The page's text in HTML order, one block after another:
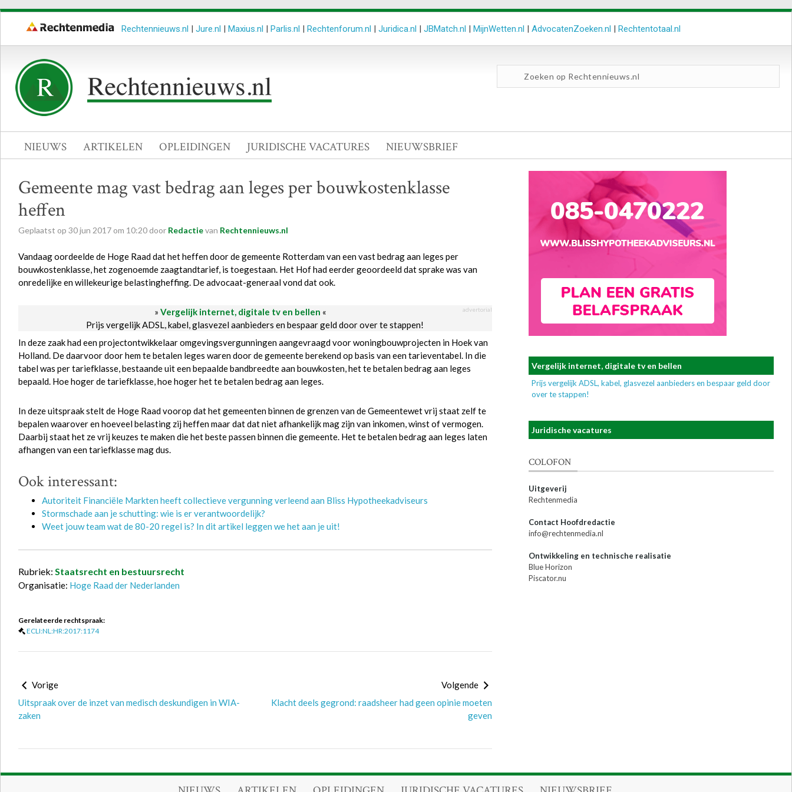
Rechtennieuws.nl | Jure.nl | Maxius.nl | Parlis.nl | Rechtenforum.nl | Juridica.nl | JBMatch.nl | MijnWetten.nl | AdvocatenZoeken.nl | Rechtentotaal.nl
NIEUWS ARTIKELEN OPLEIDINGEN JURIDISCHE VACATURES NIEUWSBRIEF
Gemeente mag vast bedrag aan leges per bouwkostenklasse
heffen
Geplaatst op 30jun 2017 om 10:20 door Redactievan Rechtennieuws.nl
Vandaag oordeelde de Hoge Raad dat het heffen door de gemeente Rotterdam van een vast bedrag aan leges per
bouwkostenklasse, het zogenoemde zaagtandtarief, is toegestaan. Het Hof had eerder geoordeeld dat sprake was van
onredelijke en willekeurige belastingheffing. De advocaat-generaal vond dat ook.
» Vergelijk internet, digitale tv en bellen « advertorial
Prijs vergelijk ADSL, kabel, glasvezel aanbieders en bespaar geld door over te stappen!
In deze zaak had een projectontwikkelaar omgevingsvergunningen aangevraagd voor woningbouwprojecten in Hoek van
Holland. De daarvoor door hem te betalen leges waren door de gemeente berekend op basis van een tarieventabel. In die
tabel was per tariefklasse, bestaande uit een bepaalde bandbreedte aan bouwkosten, het te betalen bedrag aan leges
bepaald. Hoe hoger de tariefklasse, hoe hoger het te betalen bedrag aan leges.
In deze uitspraak stelt de Hoge Raad voorop dat het gemeenten binnen de grenzen van de Gemeentewet vrij staat zelf te
bepalen waarover en hoeveel belasting zij heffen maar dat dat niet afhankelijk mag zijn van inkomen, winst of vermogen.
Daarbij staat het ze vrij keuzes te maken die het beste passen binnen die gemeente. Het te betalen bedrag aan leges laten
afhangen van een tariefklasse mag dus.
Ook interessant:
Autoriteit Financiële Markten heeft collectieve vergunning verleend aan Bliss Hypotheekadviseurs
Stormschade aan je schutting: wie is er verantwoordelijk?
Weet jouw team wat de 80-20 regel is? In dit artikel leggen we het aan je uit!
Rubriek: Staatsrecht en bestuursrecht
Organisatie: Hoge Raad der Nederlanden
Gerelateerde rechtspraak:
ECLI:NL:HR:2017:1174
Vorige
Uitspraak over de inzet van medisch deskundigen in WIA-
zaken
Volgende
Klacht deels gegrond: raadsheer had geen opinie moeten
geven
Vergelijk internet, digitale tv en bellen
Prijs vergelijk ADSL, kabel, glasvezel aanbieders en bespaar geld door
over te stappen!
Juridische vacatures
COLOFON
Uitgeverij
Rechtenmedia
Contact Hoofdredactie
info@rechtenmedia.nl
Ontwikkeling en technische realisatie
Blue Horizon
Piscator.nu